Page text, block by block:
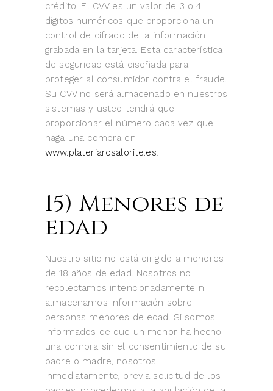
crédito. El CVV es un valor de 3 o 4
dígitos numéricos que proporciona un
control de cifrado de la información
grabada en la tarjeta. Esta característica
de seguridad está diseñada para
proteger al consumidor contra el fraude.
Su CVV no será almacenado en nuestros
sistemas y usted tendrá que
proporcionar el número cada vez que
haga una compra en
www.plateriarosalorite.es.
15) Menores de
edad
Nuestro sitio no está dirigido a menores
de 18 años de edad. Nosotros no
recolectamos intencionadamente ni
almacenamos información sobre
personas menores de edad. Si somos
informados de que un menor ha hecho
una compra sin el consentimiento de su
padre o madre, nosotros
inmediatamente, previa solicitud de los